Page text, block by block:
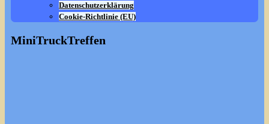
Datenschutzerklärung
Cookie-Richtlinie (EU)
MiniTruckTreffen